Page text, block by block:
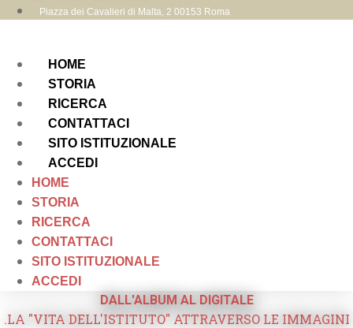
Piazza dei Cavalieri di Malta, 2 00153 Roma
HOME
STORIA
RICERCA
CONTATTACI
SITO ISTITUZIONALE
ACCEDI
HOME
STORIA
RICERCA
CONTATTACI
SITO ISTITUZIONALE
ACCEDI
DALL'ALBUM AL DIGITALE
.LA "VITA DELL'ISTITUTO" ATTRAVERSO LE IMMAGINI